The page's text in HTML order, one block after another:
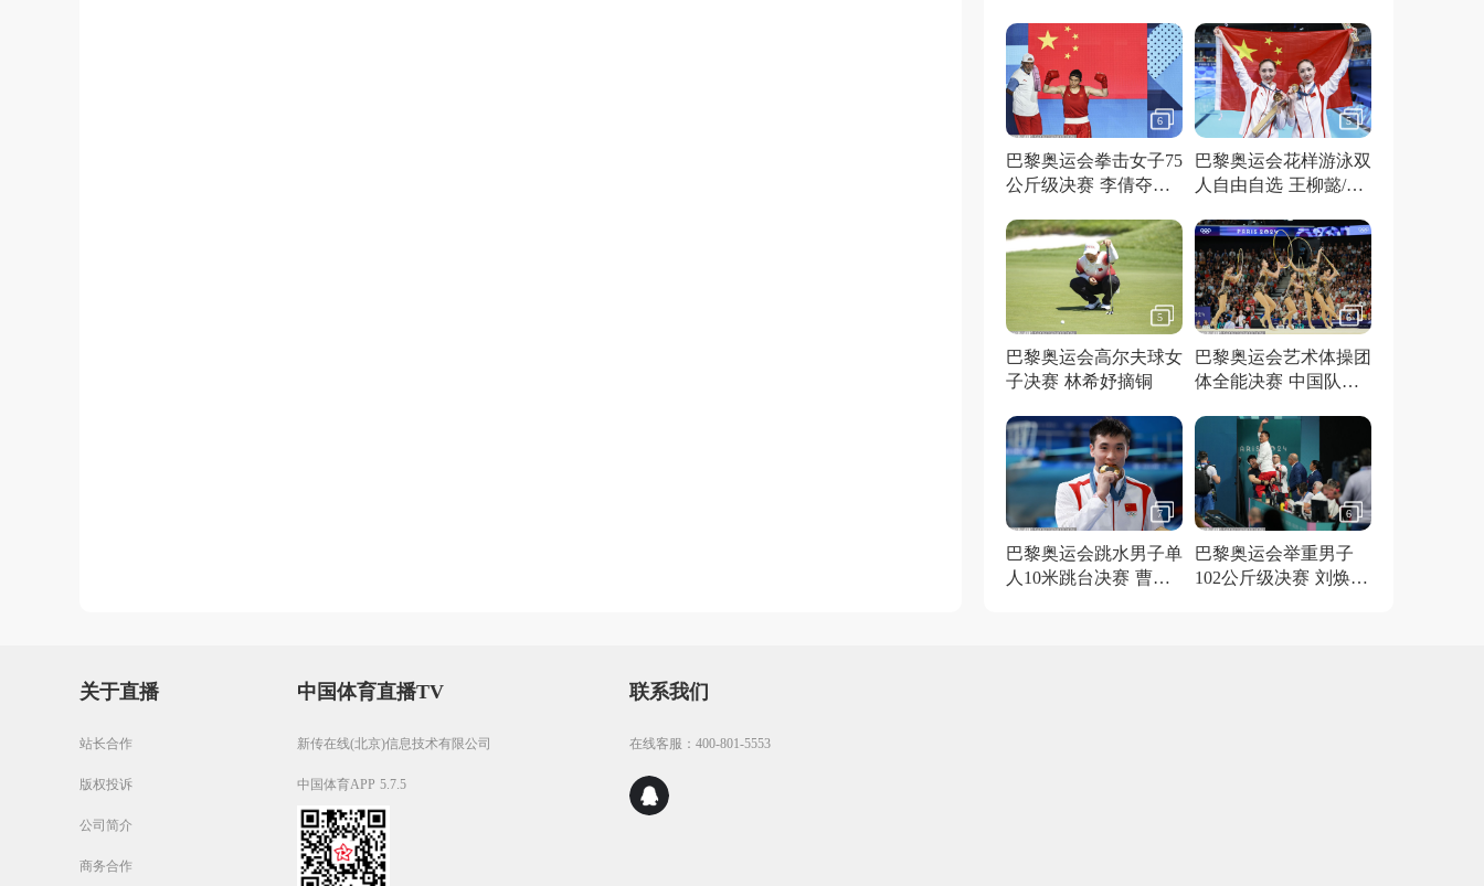
6
巴黎奥运会拳击女子75
公斤级决赛 李倩夺得
5
巴黎奥运会花样游泳双
人自由自选 王柳懿/王
5
巴黎奥运会高尔夫球女
子决赛 林希妤摘铜
6
巴黎奥运会艺术体操团
体全能决赛 中国队夺
7
巴黎奥运会跳水男子单
人10米跳台决赛 曹缘
6
巴黎奥运会举重男子
102公斤级决赛 刘焕华
关于直播
站长合作
版权投诉
公司简介
商务合作
中国体育直播TV
新传在线(北京)信息技术有限公司
中国体育APP 5.7.5
联系我们
在线客服：400-801-5553